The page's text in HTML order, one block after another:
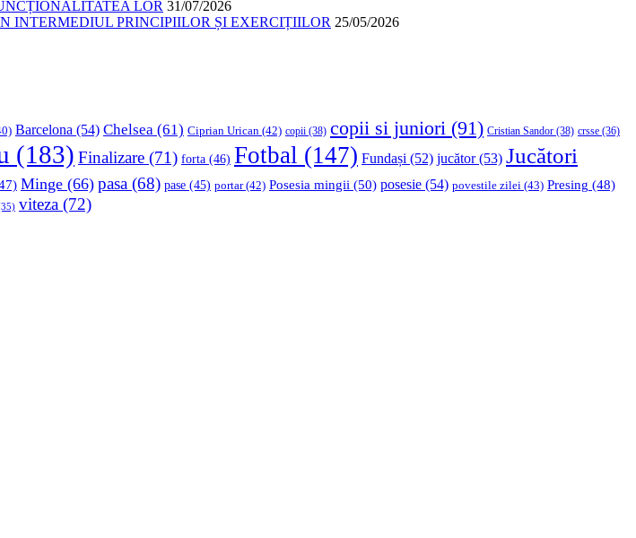
LOR 31/07/2026
INTERMEDIUL PRINCIPIILOR ȘI EXERCIȚIILOR 25/05/2026
Barcelona (54) Chelsea (61) Ciprian Urican (42) copii (38) copii si juniori (91) Cristian Sandor (38) crsse (36)
(183) Finalizare (71) forta (46) Fotbal (147) Fundași (52) jucător(53) Jucători
Minge (66) pasa (68) pase (45) portar(42) Posesia mingii (50) posesie (54) povestile zilei (43) Presing (48)
viteza (72)